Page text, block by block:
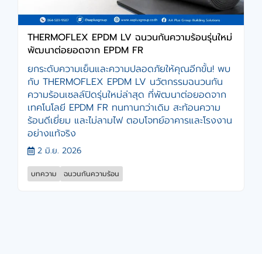
THERMOFLEX EPDM LV ฉนวนกันความร้อนรุ่นใหม่
พัฒนาต่อยอดจาก EPDM FR
ยกระดับความเย็นและความปลอดภัยให้คุณอีกขั้น! พบ
กับ THERMOFLEX EPDM LV นวัตกรรมฉนวนกัน
ความร้อนเซลล์ปิดรุ่นใหม่ล่าสุด ที่พัฒนาต่อยอดจาก
เทคโนโลยี EPDM FR ทนทานกว่าเดิม สะท้อนความ
ร้อนดีเยี่ยม และไม่ลามไฟ ตอบโจทย์อาคารและโรงงาน
อย่างแท้จริง
2 มิ.ย. 2026
บทความ ฉนวนกันความร้อน